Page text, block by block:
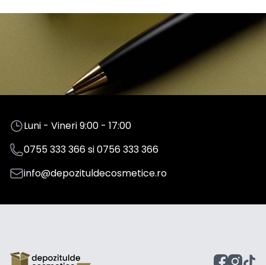
Luni - Vineri 9:00 - 17:00
0755 333 366si0756 333 366
info@depozituldecosmetice.ro